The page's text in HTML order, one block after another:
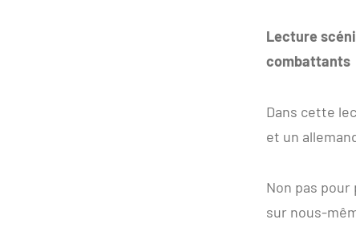
Lecture
combattants
Dans cette
et un
Non pas
sur nous-